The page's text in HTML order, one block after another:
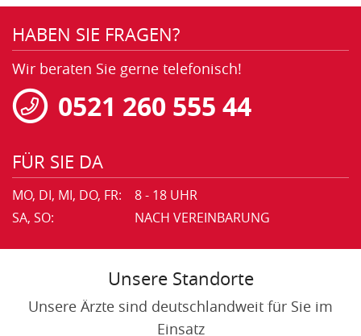
HABEN SIE FRAGEN?
Wir beraten Sie gerne telefonisch!
0521 260 555 44
FÜR SIE DA
MO, DI, MI, DO, FR:
8 - 18 UHR
SA, SO:
NACH VEREINBARUNG
Unsere Standorte
Unsere Ärzte sind deutschlandweit für Sie im
Einsatz